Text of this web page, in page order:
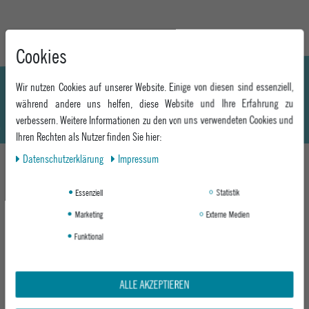
DAS KÖNNTE DIR AUCH GEFALLEN
Cookies
Wir nutzen Cookies auf unserer Website. Einige von diesen sind essenziell,
während andere uns helfen, diese Website und Ihre Erfahrung zu
verbessern. Weitere Informationen zu den von uns verwendeten Cookies und
Ihren Rechten als Nutzer finden Sie hier:
Daten­schutz­erklärung
Impressum
Essenziell
Statistik
Marketing
Externe Medien
Funktional
ALLE AKZEPTIEREN